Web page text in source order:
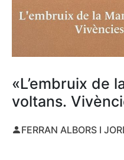
«L’embruix de
voltans.
FERRAN ALBORS I